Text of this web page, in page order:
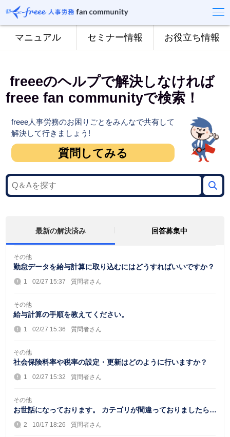
マニュアル セミナー情報 お役立ち情報
​ freeeのヘルプで解決しなければ
freee fan communityで検索！
freee人事労務のお困りごとをみんなで共有して
解決して行きましょう!
質問してみる
最新の解決済み 回答募集中
その他
勤怠データを給与計算に取り込むにはどうすればいいですか？
1 02/27 15:37 質問者さん
その他
給与計算の手順を教えてください。
1 02/27 15:36 質問者さん
その他
社会保険料率や税率の設定・更新はどのように行いますか？
1 02/27 15:32 質問者さん
その他
お世話になっております。 カテゴリが間違っておりましたら申
し訳ありません。 アカウントの登録・...
2 10/17 18:26 質問者さん